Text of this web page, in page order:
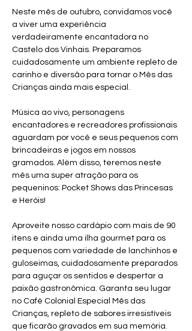
Neste mês de outubro, convidamos você
a viver uma experiência
verdadeiramente encantadora no
Castelo dos Vinhais. Preparamos
cuidadosamente um ambiente repleto de
carinho e diversão para tornar o Mês das
Crianças ainda mais especial.
Música ao vivo, personagens
encantadores e recreadores profissionais
aguardam por você e seus pequenos com
brincadeiras e jogos em nossos
gramados. Além disso, teremos neste
mês uma super atração para os
pequeninos: Pocket Shows das Princesas
e Heróis!
Aproveite nosso cardápio com mais de 90
itens e ainda uma ilha gourmet para os
pequenos com variedade de lanchinhos e
guloseimas, cuidadosamente preparados
para aguçar os sentidos e despertar a
paixão gastronômica. Garanta seu lugar
no Café Colonial Especial Mês das
Crianças, repleto de sabores irresistíveis
que ficarão gravados em sua memória.